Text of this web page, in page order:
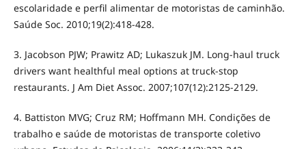
escolaridade e perfil alimentar de motoristas de caminhão.
Saúde Soc. 2010;19(2):418-428.
3. Jacobson PJW; Prawitz AD; Lukaszuk JM. Long-haul truck
drivers want healthful meal options at truck-stop
restaurants. J Am Diet Assoc. 2007;107(12):2125-2129.
4. Battiston MVG; Cruz RM; Hoffmann MH. Condições de
trabalho e saúde de motoristas de transporte coletivo